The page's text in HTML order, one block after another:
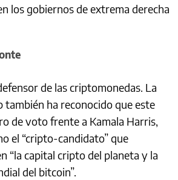
los gobiernos de extrema derecha
de las criptomonedas. La
también ha reconocido que este
de voto frente a Kamala Harris,
el “cripto-candidato” que
“la capital cripto del planeta y la
del bitcoin”.